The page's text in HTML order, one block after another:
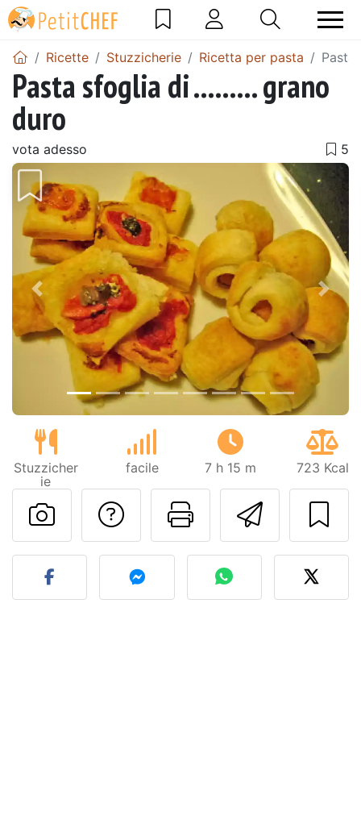
Ricette Stuzzicherie Ricetta per pasta Pasta
Pasta sfoglia di ......... grano
duro
vota adesso
Precedente
Stuzzicher
ie
facile 7 h 15 m 723 Kcal
Invia
Stampa la
Contatta l'autore
Pubblica la foto di